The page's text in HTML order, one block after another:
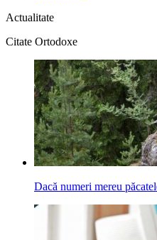
Actualitate
Citate Ortodoxe
Dacă numeri mereu